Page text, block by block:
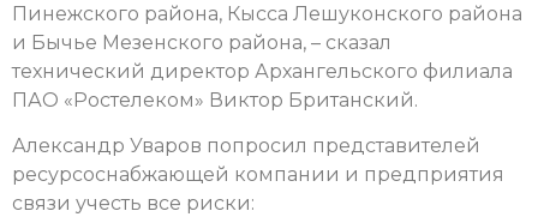
Пинежского района, Кысса Лешуконского района
и Бычье Мезенского района, – сказал
технический директор Архангельского филиала
ПАО «Ростелеком» Виктор Британский.
Александр Уваров попросил представителей
ресурсоснабжающей компании и предприятия
связи учесть все риски: